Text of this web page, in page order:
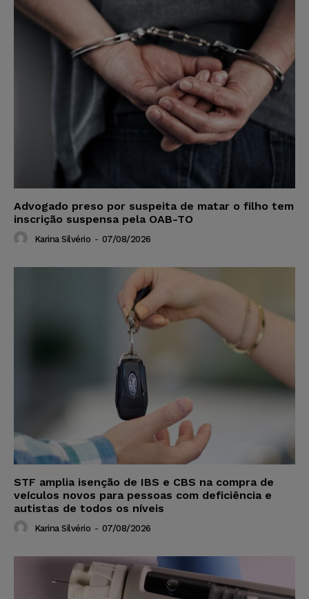
Advogado preso por suspeita de matar o filho tem
inscrição suspensa pela OAB-TO
Karina Silvério - 07/08/2026
STF amplia isenção de IBS e CBS na compra de
veículos novos para pessoas com deficiência e
autistas de todos os níveis
Karina Silvério - 07/08/2026